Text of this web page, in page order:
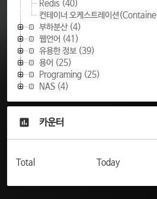
Redis (40)
컨테이너 오케스트레이션
부하분산(4)
웹언어 (41)
유용한 정보(39)
용어 (25)
Programing (25)
NAS (4)
카운터
Total Today